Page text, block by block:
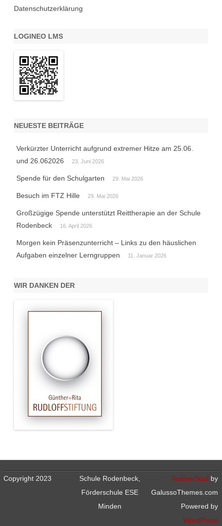
Datenschutzerklärung
LOGINEO LMS
NEUESTE BEITRÄGE
Verkürzter Unterricht aufgrund extremer Hitze am 25.06.
und 26.062026
23. Juni 2026
Spende für den Schulgarten 29. Mai 2026
Besuch im FTZ Hille 29. Mai 2026
Großzügige Spende unterstützt Reittherapie an der Schule
Rodenbeck
16. April 2026
Morgen kein Präsenzunterricht – Links zu den häuslichen
Aufgaben einzelner Lerngruppen
11. Januar 2026
WIR DANKEN DER
Copyright 2023
Schule Rodenbeck,
Förderschule ESE
Minden
RubberSoul by
GalussoThemes.com
Powered by
WordPress